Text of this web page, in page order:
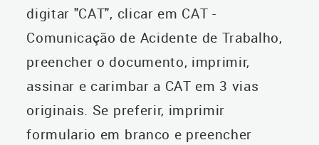
digitar "CAT", clicar em CAT -
Comunicação de Acidente de Trabalho,
preencher o documento, imprimir,
assinar e carimbar a CAT em 3 vias
originais. Se preferir, imprimir
formulario em branco e preencher